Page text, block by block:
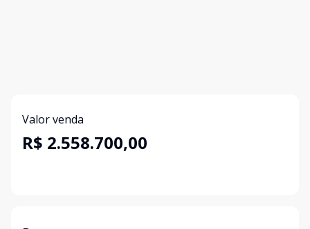
Valor venda
R$ 2.558.700,00